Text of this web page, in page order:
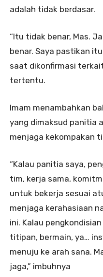
adalah tidak berdasar.
“Itu tidak benar, Mas.
benar. Saya pastikan
saat dikonfirmasi
tertentu.
Imam menambahkan
yang dimaksud panitia
menjaga kekompakan
“Kalau panitia saya,
tim, kerja sama,
untuk bekerja sesuai
menjaga kerahasiaan
ini. Kalau
titipan, bermain, ya…
menuju ke arah sana.
jaga,” imbuhnya